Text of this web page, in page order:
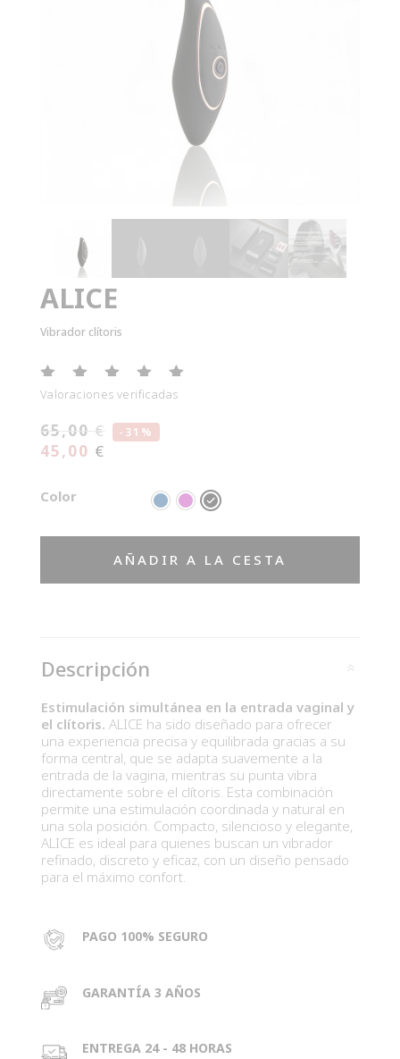
ALICE
Vibrador clítoris
Valora
5.00
de 5
en
a
ción
de un
e
65,00 € -31%
45,00 €
Color
AÑADIR A LA CESTA
Descripción
Estimulación simultánea en la entrada vaginal y
el clítoris. ALICE ha sido diseñado para ofrecer
una experiencia precisa y equilibrada gracias a su
forma central, que se adapta suavemente a la
entrada de la vagina, mientras su punta vibra
directamente sobre el clítoris. Esta combinación
permite una estimulación coordinada y natural en
una sola posición. Compacto, silencioso y elegante,
ALICE es ideal para quienes buscan un vibrador
refinado, discreto y eficaz, con un diseño pensado
para el máximo confort.
PAGO 100% SEGURO
GARANTÍA 3 AÑOS
ENTREGA 24 - 48 HORAS